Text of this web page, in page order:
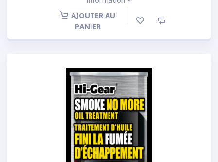
AJOUTER AU
PANIER